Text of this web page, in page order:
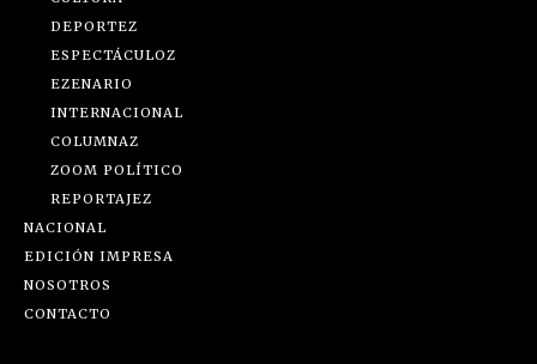
DEPORTEZ
ESPECTÁCULOZ
EZENARIO
INTERNACIONAL
COLUMNAZ
ZOOM POLÍTICO
REPORTAJEZ
NACIONAL
EDICIÓN IMPRESA
NOSOTROS
CONTACTO